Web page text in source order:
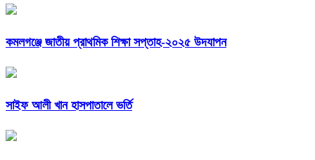
কমলগঞ্জে জাতীয় প্রাথমিক শিক্ষা সপ্তাহ-২০২৫ উদযাপন
সাইফ আলী খান হাসপাতালে ভর্তি